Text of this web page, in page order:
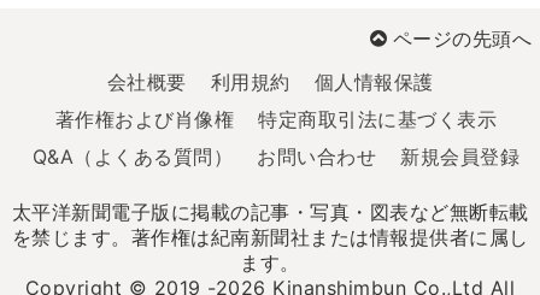
ページの先頭へ
会社概要
利用規約
個人情報保護
著作権および肖像権
特定商取引法に基づく表示
Q&A（よくある質問）
お問い合わせ 新規会員登録
太平洋新聞電子版に掲載の記事・写真・図表など無断転載
を禁じます。著作権は紀南新聞社または情報提供者に属し
ます。
Copyright © 2019 -2026 Kinanshimbun Co.,Ltd All